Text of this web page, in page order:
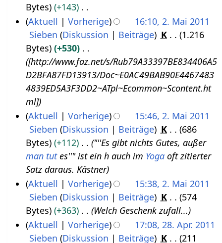
s
u
n
g
1
Bytes
+143
K
i
n
e
B
e
a
b
e
i
t
u
n
g
s
0
Aktuell Vorherige
16:10, 2. Mai 2011
Sieben Diskussion Beiträge K
1.216
Bytes
+530
[http://www.faz.net/s/Rub79A33397BE834406A5
D2BFA87FD13913/Doc~E0AC49BAB90E4467483
4839ED5A3F3DD2~ATpl~Ecommon~Scontent.ht
ml]
Aktuell
Vorherige
15:46, 2. Mai 2011
Sieben Diskussion Beiträge K
686
Bytes
+112
"''Es gibt nichts Gutes, außer
man tutes''" ist ein h auch im Yogaoft zitierter
Satz daraus. Kästner
Aktuell
Vorherige
15:38, 2. Mai 2011
Sieben Diskussion Beiträge K
574
Bytes
+363 Welch Geschenk zufall...
Aktuell Vorherige
17:08, 28. Apr. 2011
Sieben Diskussion Beiträge K 211